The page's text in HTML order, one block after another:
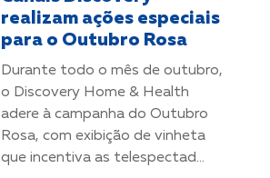
realizam ações especiais
para o Outubro Rosa
Durante todo o mês de outubro,
o Discovery Home & Health
adere à campanha do Outubro
Rosa, com exibição de vinheta
que incentiva as telespectad...